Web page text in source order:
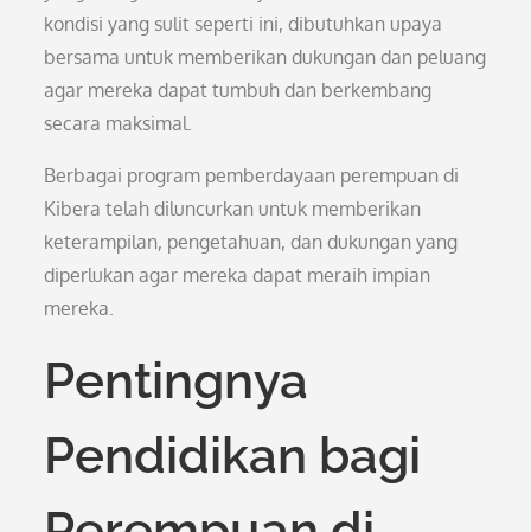
kondisi yang sulit seperti ini, dibutuhkan upaya
bersama untuk memberikan dukungan dan peluang
agar mereka dapat tumbuh dan berkembang
secara maksimal.
Berbagai program pemberdayaan perempuan di
Kibera telah diluncurkan untuk memberikan
keterampilan, pengetahuan, dan dukungan yang
diperlukan agar mereka dapat meraih impian
mereka.
Pentingnya
Pendidikan bagi